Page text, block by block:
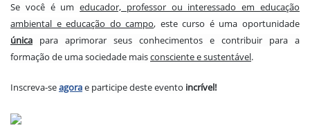
Se você é umeducador, professor ou interessado em educação
ambiental e educação do campo, este curso é uma oportunidade
única para aprimorar seus conhecimentos e contribuir para a
formação de uma sociedade maisconsciente e sustentável.
Inscreva-seagorae participe deste evento incrível!